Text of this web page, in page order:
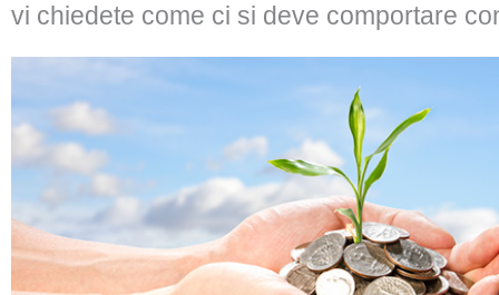
vi chiedete come ci si deve comportare